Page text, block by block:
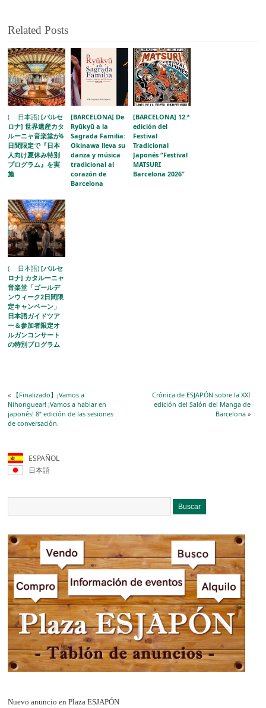
Related Posts
( 日本語)[バルセ
ロナ] 世界遺産カタ
ルーニャ音楽堂が6
日間限定で『日本
人向け夏休み特別
プログラム』を実
施
[BARCELONA] De
Ryūkyū a la
Sagrada Familia:
Okinawa lleva su
danza y música
tradicional al
corazón de
Barcelona
[BARCELONA] 12.ª
edición del
Festival
Tradicional
Japonés “Festival
MATSURI
Barcelona 2026”
( 日本語)[バルセ
ロナ] カタルーニャ
音楽堂「ゴールデ
ンウィーク2日間限
定キャンペーン」
日本語ガイドツア
ー＆参加者限定オ
ルガンコンサート
の特別プログラム
« 【Finalizado】¡Vamos a
Nihonguear! ¡Vamos a hablar en
japonés! 8ª edición de las sesiones
de conversación.
Crónica de ESJAPÓN sobre la XXI
edición del Salón del Manga de
Barcelona»
ESPAÑOL
日本語
Nuevo anuncio en Plaza ESJAPÓN